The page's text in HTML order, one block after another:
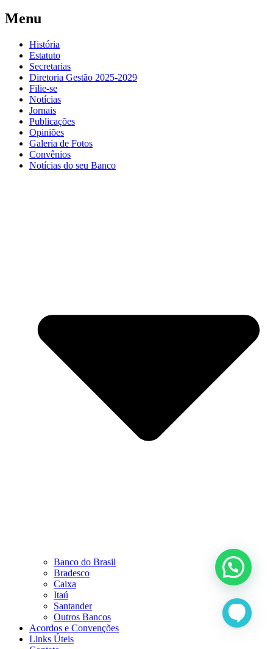
Menu
História
Estatuto
Secretarias
Diretoria Gestão 2025-2029
Filie-se
Notícias
Jornais
Publicações
Opiniões
Galeria de Fotos
Convênios
Notícias do seu Banco
Banco do Brasil
Bradesco
Caixa
Itaú
Santander
Outros Bancos
Acordos e Convenções
Links Úteis